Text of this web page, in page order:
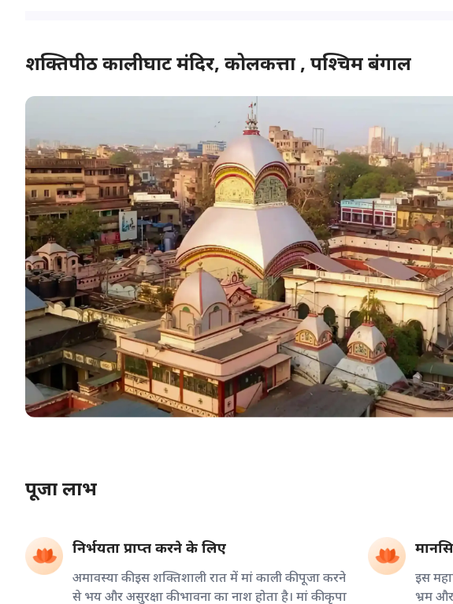
शक्तिपीठ कालीघाट मंदिर, कोलकत्ता , पश्चिम बंगाल
पूजा लाभ
निर्भयता प्राप्त करने के लिए
अमावस्या की इस शक्तिशाली रात में मां काली की पूजा करने
से भय और असुरक्षा की भावना का नाश होता है। मां की कृपा
इस
भ्रम